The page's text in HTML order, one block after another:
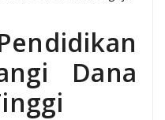
Dana